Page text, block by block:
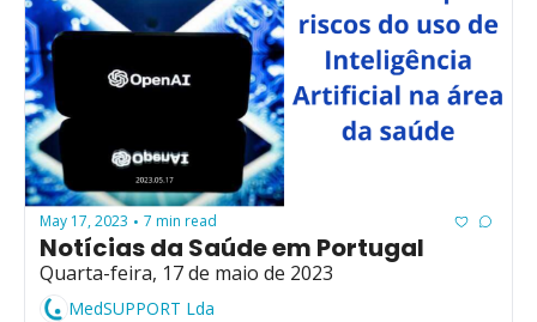
May 17, 2023 • 7 min read
Notícias da Saúde em Portugal
Quarta-feira, 17 de maio de 2023
MedSUPPORT Lda